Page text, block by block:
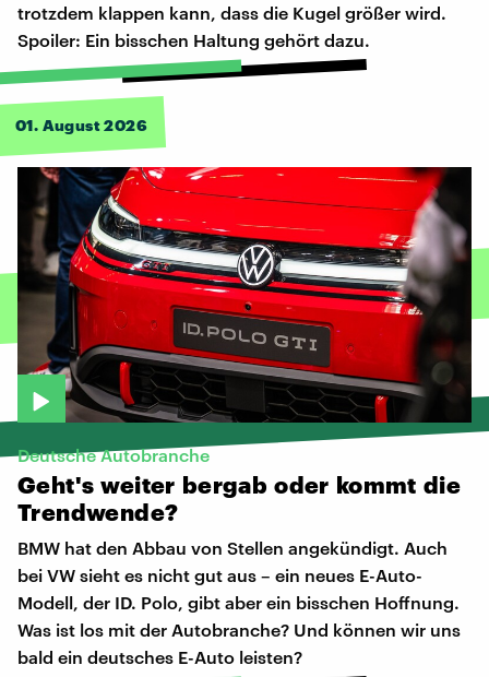
trotzdem klappen kann, dass die Kugel größer wird.
Spoiler: Ein bisschen Haltung gehört dazu.
01. August 2026
Deutsche Autobranche
Geht's weiter bergab oder kommt die
Trendwende?
BMW hat den Abbau von Stellen angekündigt. Auch
bei VW sieht es nicht gut aus – ein neues E-Auto-
Modell, der ID. Polo, gibt aber ein bisschen Hoffnung.
Was ist los mit der Autobranche? Und können wir uns
bald ein deutsches E-Auto leisten?